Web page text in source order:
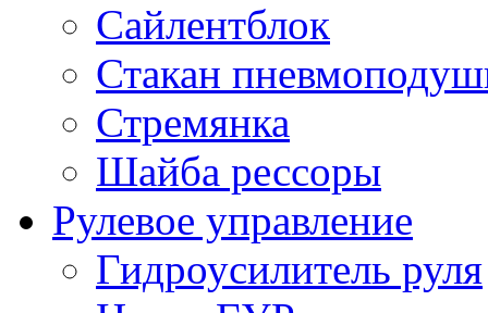
Сайлентблок
Стакан
Стремянка
Шайба рессоры
Рулевое управление
Гидроусилитель руля